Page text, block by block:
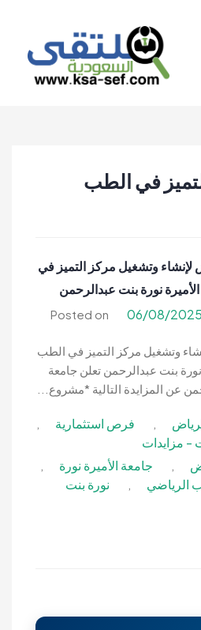
السعوديه | تنقيب
في الطب
لإنشاء وتشغيل مركز التميز في
نورة بنت عبدالرحمن
Posted on 06/08/2025
وتشغيل مركز التميز في الطب
بنت عبدالرحمن تعلن جامعة
عن المزايدة التالية *مشروع...
فرص استثمارية
- مزايدات
جامعة الأميرة نورة
الرياضي
نورة بنت